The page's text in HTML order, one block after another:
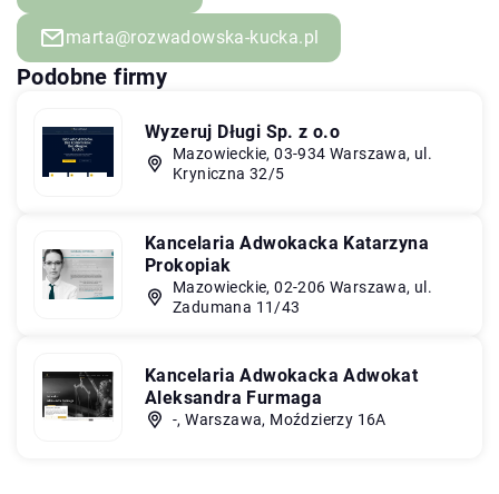
marta@rozwadowska-kucka.pl
Podobne firmy
Wyzeruj Długi Sp. z o.o
Mazowieckie, 03-934 Warszawa, ul.
Kryniczna 32/5
Kancelaria Adwokacka Katarzyna
Prokopiak
Mazowieckie, 02-206 Warszawa, ul.
Zadumana 11/43
Kancelaria Adwokacka Adwokat
Aleksandra Furmaga
-, Warszawa, Moździerzy 16A